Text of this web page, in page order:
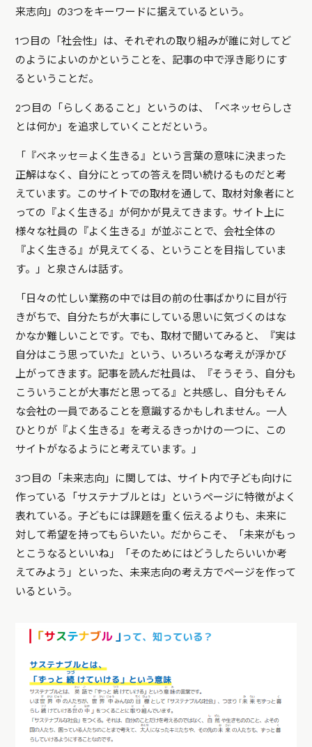
来志向」の3つをキーワードに据えているという。
1つ目の「社会性」は、それぞれの取り組みが誰に対してど
のようによいのかということを、記事の中で浮き彫りにす
るということだ。
2つ目の「らしくあること」というのは、「ベネッセらしさ
とは何か」を追求していくことだという。
「『ベネッセ＝よく生きる』という言葉の意味に決まった
正解はなく、自分にとっての答えを問い続けるものだと考
えています。このサイトでの取材を通して、取材対象者にと
っての『よく生きる』が何かが見えてきます。サイト上に
様々な社員の『よく生きる』が並ぶことで、会社全体の
『よく生きる』が見えてくる、ということを目指していま
す。」と泉さんは話す。
「日々の忙しい業務の中では目の前の仕事ばかりに目が行
きがちで、自分たちが大事にしている思いに気づくのはな
かなか難しいことです。でも、取材で聞いてみると、『実は
自分はこう思っていた』という、いろいろな考えが浮かび
上がってきます。記事を読んだ社員は、『そうそう、自分も
こういうことが大事だと思ってる』と共感し、自分もそん
な会社の一員であることを意識するかもしれません。一人
ひとりが『よく生きる』を考えるきっかけの一つに、この
サイトがなるようにと考えています。」
3つ目の「未来志向」に関しては、サイト内で子ども向けに
作っている「サステナブルとは」というページに特徴がよく
表れている。子どもには課題を重く伝えるよりも、未来に
対して希望を持ってもらいたい。だからこそ、「未来がもっ
とこうなるといいね」「そのためにはどうしたらいいか考
えてみよう」といった、未来志向の考え方でページを作って
いるという。